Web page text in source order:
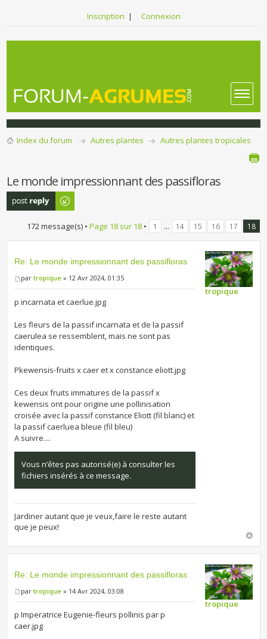
Inscription | Connexion
Index du forum Autres plantes Autres plantes tropicales
Le monde impressionnant des passifloras
Publier une
réponse
172 message(s) • Page 18sur 18• 1 ... 14 15 16 17 18
Re: Le monde impressionnant des passifloras
partropique » 12 Avr 2024, 01:35
p incarnata et caerlue.jpg
Les fleurs de la passif incarnata et de la passif
caerulea se ressemblent, mais ne sont pas
identiques.
Pkewensis-fruits x caer et x constance eliott.jpg
Ces deux fruits immatures de la passif x
kewensis ont pour origine une pollinisation
croisée avec la passif constance Eliott (fil blanc) et
la passif caerluea bleue (fil bleu)
A suivre....
Vous n’êtes pas autorisé(e) à consulter les
fichiers insérés à ce message.
Jardiner autant que je veux,faire le reste autant
que je peux!
tropique
Re: Le monde impressionnant des passifloras
partropique » 14 Avr 2024, 03:08
p Imperatrice Eugenie-fleurs pollinis par p
caer.jpg
tropique